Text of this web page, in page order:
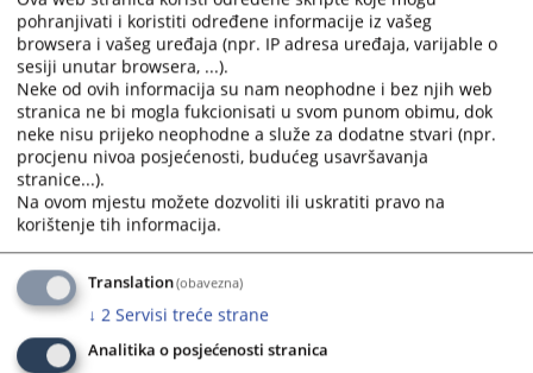
calendar
and
select
a
date.
Press
the
question
mark
key
get
the
keyboard
calendar
and
select
a
date.
Press
question
mark
key
to
get
keyboard
pohranjivati i koristiti određene informacije iz vašeg
browsera i vašeg uređaja (npr. IP adresa uređaja, varijable o
sesiji unutar browsera, ...).
Neke od ovih informacija su nam neophodne i bez njih web
stranica ne bi mogla fukcionisati u svom punom obimu, dok
neke nisu prijeko neophodne a služe za dodatne stvari (npr.
procjenu nivoa posjećenosti, budućeg usavršavanja
stranice...).
Na ovom mjestu možete dozvoliti ili uskratiti pravo na
korištenje tih informacija.
Translation(obavezna)
↓ 2 Servisi treće strane
Analitika o posjećenosti stranica